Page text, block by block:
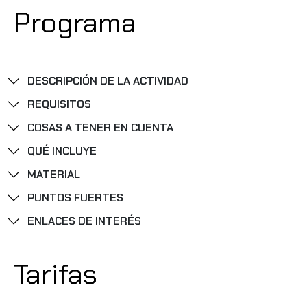
Programa
DESCRIPCIÓN DE LA ACTIVIDAD
REQUISITOS
COSAS A TENER EN CUENTA
QUÉ INCLUYE
MATERIAL
PUNTOS FUERTES
ENLACES DE INTERÉS
Tarifas